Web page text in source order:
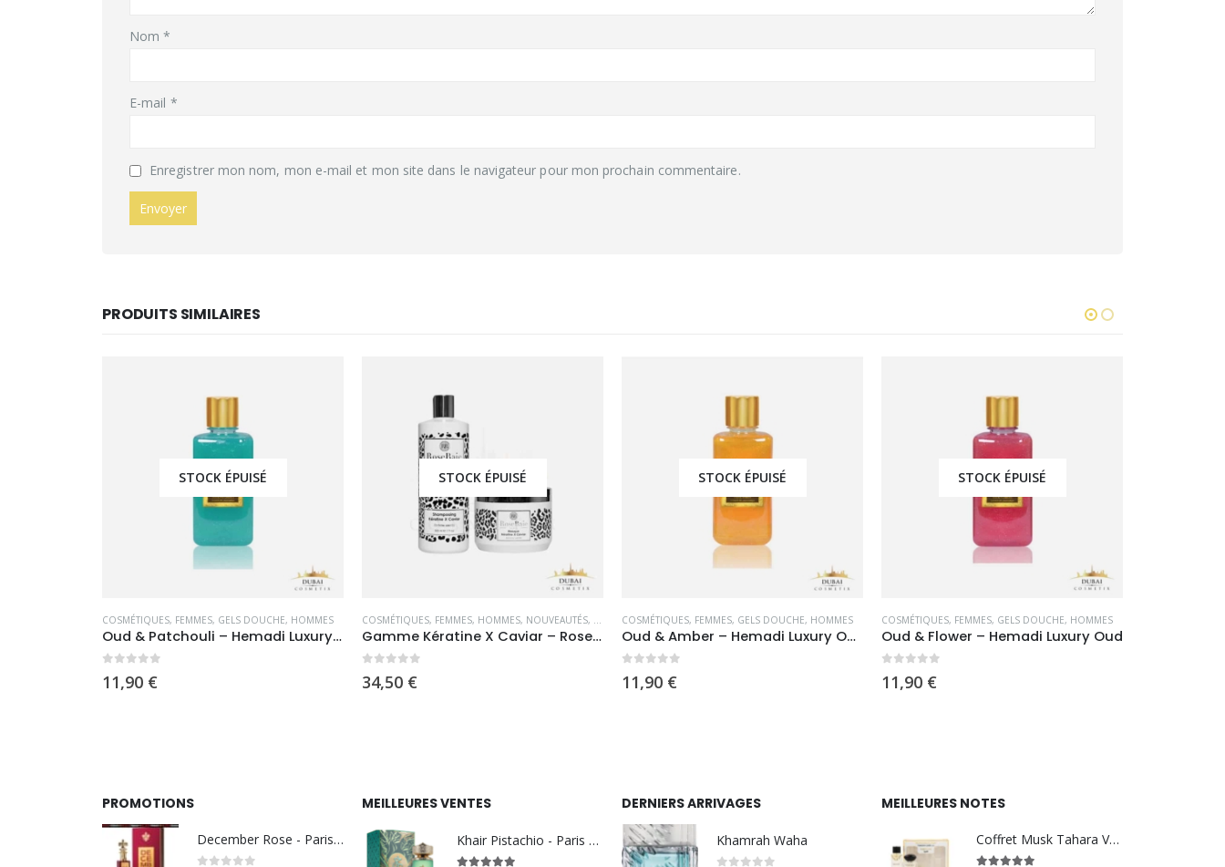
Nom*
E-mail *
Enregistrer mon nom, mon e-mail et mon site dans le navigateur pour mon prochain commentaire.
PRODUITS SIMILAIRES
STOCK ÉPUISÉ
COSMÉTIQUES, FEMMES, GELS DOUCHE, HOMMES
Oud & Patchouli – Hemadi Luxury Oud
11,90 €
STOCK ÉPUISÉ
COSMÉTIQUES, FEMMES, HOMMES, NOUVEAUTÉS, ROSE BAIE,SOINS CAPILLAIRES
Gamme Kératine X Caviar – Rose Baie
34,50 €
STOCK ÉPUISÉ
COSMÉTIQUES, FEMMES, GELS DOUCHE, HOMMES
Oud & Amber – Hemadi Luxury Oud
11,90 €
STOCK ÉPUISÉ
COSMÉTIQUES, FEMMES, GELS DOUCHE, HOMMES
Oud & Flower – Hemadi Luxury Oud
11,90 €
PROMOTIONS
December Rose - Paris Corner
MEILLEURES VENTES
Khair Pistachio - Paris Corner
DERNIERS ARRIVAGES
Khamrah Waha
MEILLEURES NOTES
Coffret Musk Tahara Vanilla - Gulf Orchid